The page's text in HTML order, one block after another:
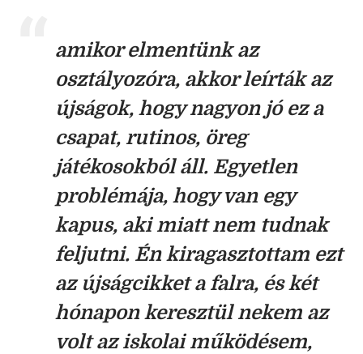
amikor elmentünk az
osztályozóra, akkor leírták az
újságok, hogy nagyon jó ez a
csapat, rutinos, öreg
játékosokból áll. Egyetlen
problémája, hogy van egy
kapus, aki miatt nem tudnak
feljutni. Én kiragasztottam ezt
az újságcikket a falra, és két
hónapon keresztül nekem az
volt az iskolai működésem,